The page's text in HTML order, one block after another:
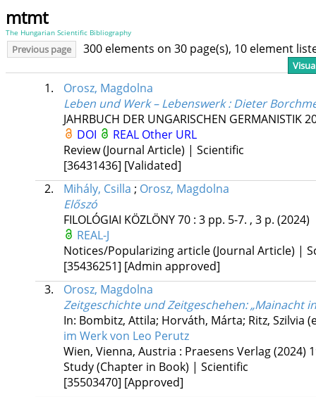
mtmt
The Hungarian Scientific Bibliography
Previous page 300 elements on 30 page(s), 10 element
1.
Orosz, Magdolna
Leben und Werk – Lebenswerk : Dieter
JAHRBUCH DER UNGARISCHEN GERMANISTIK
DOI
REAL Other URL
Review (Journal Article) | Scientific
[36431436] [Validated]
2.
Mihály, Csilla ; Orosz, Magdolna
Előszó
FILOLÓGIAI KÖZLÖNY70: 3 pp. 5-7. , 3 p. (2024)
REAL-J
Notices/Popularizing article (Journal Article) |
[35436251] [Admin approved]
3.
Orosz, Magdolna
Zeitgeschichte und Zeitgeschehen: „Mainacht
In: Bombitz, Attila; Horváth, Márta; Ritz, Szilvia
im Werk von Leo Perutz
Wien, Vienna, Austria : Praesens Verlag(2024)
Study (Chapter in Book) | Scientific
[35503470] [Approved]